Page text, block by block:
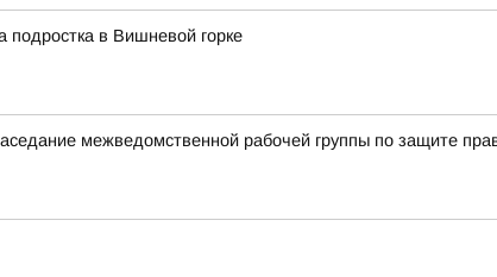
подростка в Вишневой горке
межведомственной рабочей группы по защите